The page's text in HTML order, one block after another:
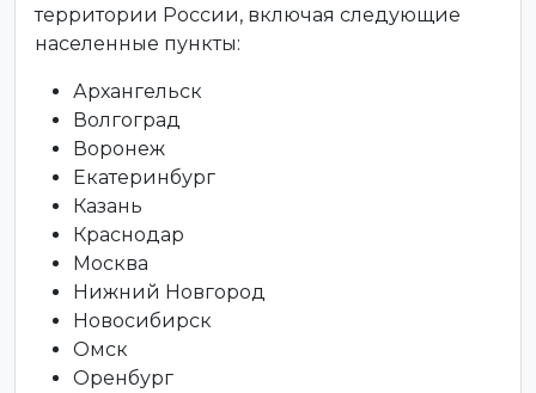
территории России, включая следующие
населенные пункты:
Архангельск
Волгоград
Воронеж
Екатеринбург
Казань
Краснодар
Москва
Нижний Новгород
Новосибирск
Омск
Оренбург